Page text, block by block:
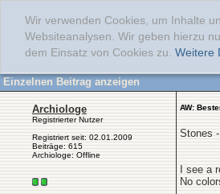
Wir verwenden Cookies, um Inhalte
Websiteanalysen. Wir geben hierzu
dem Einsatz von Cookies zu. Weitere
Einzelnen Beitrag anzeigen
Archiologe
Registrierter Nutzer
Registriert seit: 02.01.2009
Beiträge: 615
Archiologe: Offline
AW:
Stones
I see a
No